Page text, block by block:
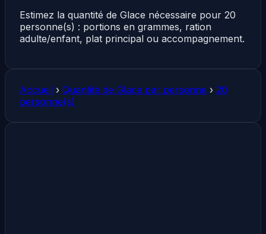
Estimez la quantité de Glace nécessaire pour 20
personne(s) : portions en grammes, ration
adulte/enfant, plat principal ou accompagnement.
Accueil › Quantité de Glace par personne › 20
personne(s)